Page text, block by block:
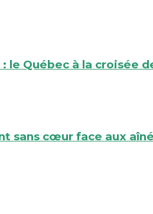
le Québec à la croisée
sans cœur face aux